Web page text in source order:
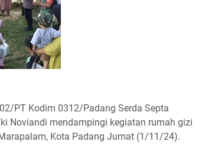
PT Kodim 0312/Padang Serda Septa
Noviandi mendampingi kegiatan rumah gizi
Kota Padang Jumat (1/11/24).